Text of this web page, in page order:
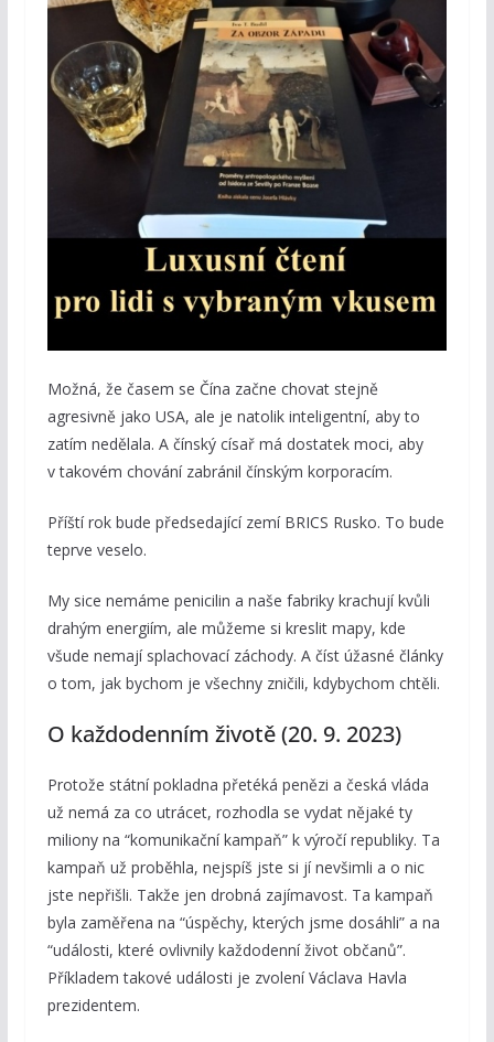
Možná, že časem se Čína začne chovat stejně
agresivně jako USA, ale je natolik inteligentní, aby to
zatím nedělala. A čínský císař má dostatek moci, aby
v takovém chování zabránil čínským korporacím.
Příští rok bude předsedající zemí BRICS Rusko. To bude
teprve veselo.
My sice nemáme penicilin a naše fabriky krachují kvůli
drahým energiím, ale můžeme si kreslit mapy, kde
všude nemají splachovací záchody. A číst úžasné články
o tom, jak bychom je všechny zničili, kdybychom chtěli.
O každodenním životě (20. 9. 2023)
Protože státní pokladna přetéká penězi a česká vláda
už nemá za co utrácet, rozhodla se vydat nějaké ty
miliony na “komunikační kampaň” k výročí republiky. Ta
kampaň už proběhla, nejspíš jste si jí nevšimli a o nic
jste nepřišli. Takže jen drobná zajímavost. Ta kampaň
byla zaměřena na “úspěchy, kterých jsme dosáhli” a na
“události, které ovlivnily každodenní život občanů”.
Příkladem takové události je zvolení Václava Havla
prezidentem.